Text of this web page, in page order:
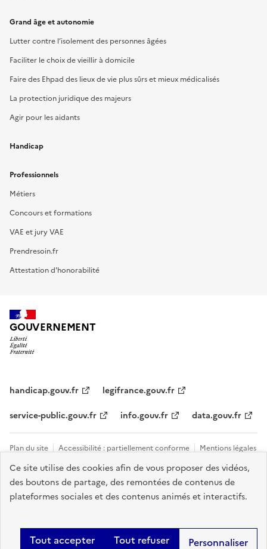
Ce site utilise des cookies afin de vous proposer des vidéos,
des boutons de partage, des remontées de contenus de
plateformes sociales et des contenus animés et interactifs.
Tout accepter Tout refuser Personnaliser
Grand âge et autonomie
Lutter contre l’isolement des personnes âgées
Faciliter le choix de vieillir à domicile
Faire des Ehpad des lieux de vie plus sûrs et mieux médicalisés
La protection juridique des majeurs
Agir pour les aidants
Handicap
Professionnels
Métiers
Concours et formations
VAE et jury VAE
Prendresoin.fr
Attestation d'honorabilité
GOUVERNEMENT
handicap.gouv.fr
legifrance.gouv.fr
service-public.gouv.fr
info.gouv.fr data.gouv.fr
Plan du site Accessibilité : partiellement conforme
Mentions légales
Données personnelles et cookies
Tous les contacts et sites utiles
Gestion des cookies